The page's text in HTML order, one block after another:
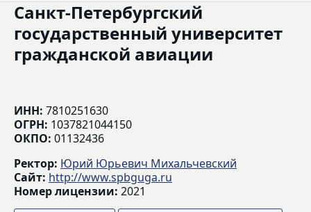
Санкт-Петербургский
государственный университет
гражданской авиации
ИНН: 7810251630
ОГРН: 1037821044150
ОКПО: 01132436
Ректор: Юрий Юрьевич Михальчевский
Сайт: http://www.spbguga.ru
Номер лицензии: 2021